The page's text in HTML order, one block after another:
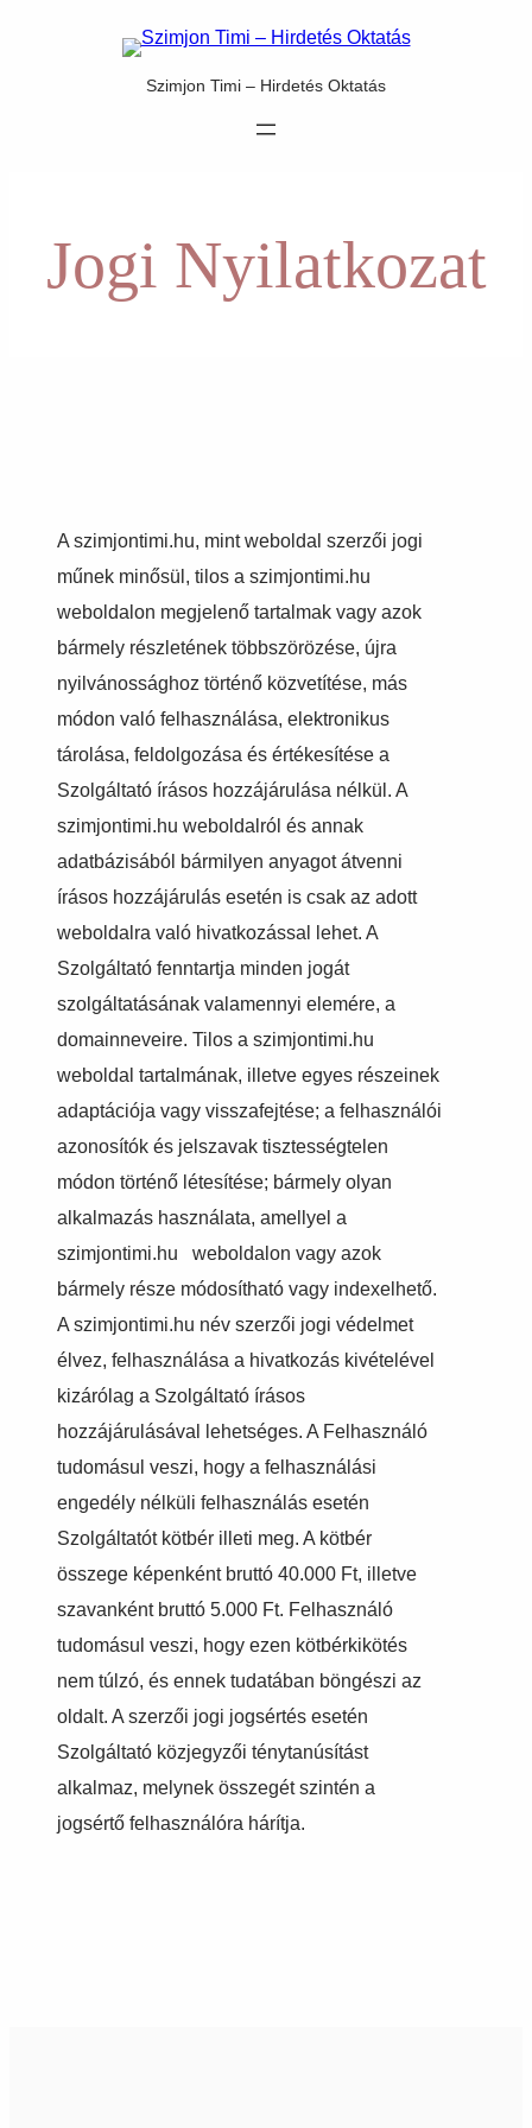
Szimjon Timi – Hirdetés Oktatás
Jogi Nyilatkozat
A szimjontimi.hu, mint weboldal szerzői jogi
műnek minősül, tilos a szimjontimi.hu
weboldalon megjelenő tartalmak vagy azok
bármely részletének többszörözése, újra
nyilvánossághoz történő közvetítése, más
módon való felhasználása, elektronikus
tárolása, feldolgozása és értékesítése a
Szolgáltató írásos hozzájárulása nélkül. A
szimjontimi.hu weboldalról és annak
adatbázisából bármilyen anyagot átvenni
írásos hozzájárulás esetén is csak az adott
weboldalra való hivatkozással lehet. A
Szolgáltató fenntartja minden jogát
szolgáltatásának valamennyi elemére, a
domainneveire. Tilos a szimjontimi.hu
weboldal tartalmának, illetve egyes részeinek
adaptációja vagy visszafejtése; a felhasználói
azonosítók és jelszavak tisztességtelen
módon történő létesítése; bármely olyan
alkalmazás használata, amellyel a
szimjontimi.hu weboldalon vagy azok
bármely része módosítható vagy indexelhető.
A szimjontimi.hu név szerzői jogi védelmet
élvez, felhasználása a hivatkozás kivételével
kizárólag a Szolgáltató írásos
hozzájárulásával lehetséges. A Felhasználó
tudomásul veszi, hogy a felhasználási
engedély nélküli felhasználás esetén
Szolgáltatót kötbér illeti meg. A kötbér
összege képenként bruttó 40.000 Ft, illetve
szavanként bruttó 5.000 Ft. Felhasználó
tudomásul veszi, hogy ezen kötbérkikötés
nem túlzó, és ennek tudatában böngészi az
oldalt. A szerzői jogi jogsértés esetén
Szolgáltató közjegyzői ténytanúsítást
alkalmaz, melynek összegét szintén a
jogsértő felhasználóra hárítja.